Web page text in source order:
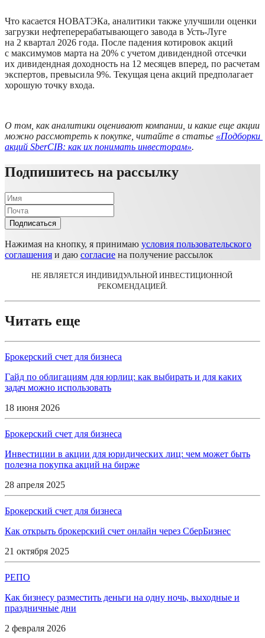
Что касается НОВАТЭКа, аналитики также улучшили оценки
загрузки нефтеперерабатывающего завода в Усть-Луге
на 2 квартал 2026 года. После падения котировок акций
с максимумов марта на 20% с учетом дивидендной отсечки
их дивидендная доходность на 12 месяцев вперед, по расчетам
экспертов, превысила 9%. Текущая цена акций предполагает
хорошую точку входа.
О том, как аналитики оценивают компании, и какие еще акции
можно рассмотреть к покупке, читайте в статье «Подборки
акций SberCIB: как их понимать инвесторам».
Подпишитесь на рассылку
Подписаться
Нажимая на кнопку, я принимаю условия пользовательского
соглашения и даю согласие на получение рассылок
НЕ ЯВЛЯЕТСЯ ИНДИВИДУАЛЬНОЙ ИНВЕСТИЦИОННОЙ
РЕКОМЕНДАЦИЕЙ.
Читать еще
Брокерский счет для бизнеса
Гайд по облигациям для юрлиц: как выбирать и для каких
задач можно использовать
18 июня 2026
Брокерский счет для бизнеса
Инвестиции в акции для юридических лиц: чем может быть
полезна покупка акций на бирже
28 апреля 2025
Брокерский счет для бизнеса
Как открыть брокерский счет онлайн через СберБизнес
21 октября 2025
РЕПО
Как бизнесу разместить деньги на одну ночь, выходные и
праздничные дни
2 февраля 2026